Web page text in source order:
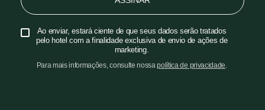
Ao enviar, estará ciente de que seus dados serão tratados
pelo hotel com a finalidade exclusiva de envio de ações de
marketing.
Para mais informações, consulte nossapolítica de privacidade.